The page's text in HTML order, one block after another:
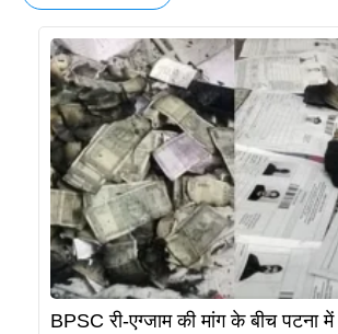
BPSC री-एग्जाम की मांग के बीच पटना